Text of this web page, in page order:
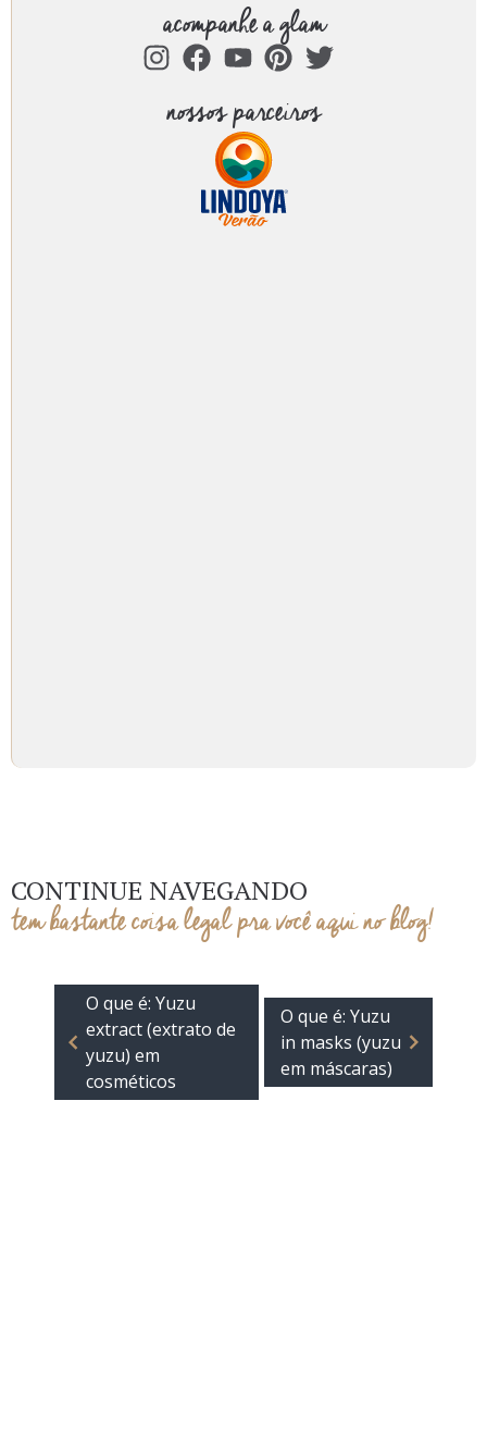
acompanhe a glam
nossos parceiros
CONTINUE NAVEGANDO
tem bastante coisa legal pra você aqui no blog!
O que é: Yuzu
extract (extrato de
yuzu) em
cosméticos
O que é: Yuzu
in masks (yuzu
em máscaras)